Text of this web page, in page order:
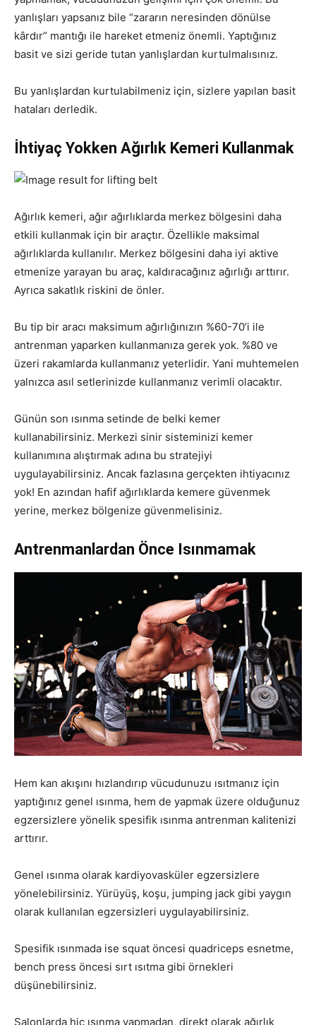
yanlışları yapsanız bile “zararın neresinden dönülse
kârdır” mantığı ile hareket etmeniz önemli. Yaptığınız
basit ve sizi geride tutan yanlışlardan kurtulmalısınız.
Bu yanlışlardan kurtulabilmeniz için, sizlere yapılan basit
hataları derledik.
İhtiyaç Yokken Ağırlık Kemeri Kullanmak
Ağırlık kemeri, ağır ağırlıklarda merkez bölgesini daha
etkili kullanmak için bir araçtır. Özellikle maksimal
ağırlıklarda kullanılır. Merkez bölgesini daha iyi aktive
etmenize yarayan bu araç, kaldıracağınız ağırlığı arttırır.
Ayrıca sakatlık riskini de önler.
Bu tip bir aracı maksimum ağırlığınızın %60-70’i ile
antrenman yaparken kullanmanıza gerek yok. %80 ve
üzeri rakamlarda kullanmanız yeterlidir. Yani muhtemelen
yalnızca asıl setlerinizde kullanmanız verimli olacaktır.
Günün son ısınma setinde de belki kemer
kullanabilirsiniz. Merkezi sinir sisteminizi kemer
kullanımına alıştırmak adına bu stratejiyi
uygulayabilirsiniz. Ancak fazlasına gerçekten ihtiyacınız
yok! En azından hafif ağırlıklarda kemere güvenmek
yerine, merkez bölgenize güvenmelisiniz.
Antrenmanlardan Önce Isınmamak
Hem kan akışını hızlandırıp vücudunuzu ısıtmanız için
yaptığınız genel ısınma, hem de yapmak üzere olduğunuz
egzersizlere yönelik spesifik ısınma antrenman kalitenizi
arttırır.
Genel ısınma olarak kardiyovasküler egzersizlere
yönelebilirsiniz. Yürüyüş, koşu, jumping jack gibi yaygın
olarak kullanılan egzersizleri uygulayabilirsiniz.
Spesifik ısınmada ise squat öncesi quadriceps esnetme,
bench press öncesi sırt ısıtma gibi örnekleri
düşünebilirsiniz.
Salonlarda hiç ısınma yapmadan, direkt olarak ağırlık